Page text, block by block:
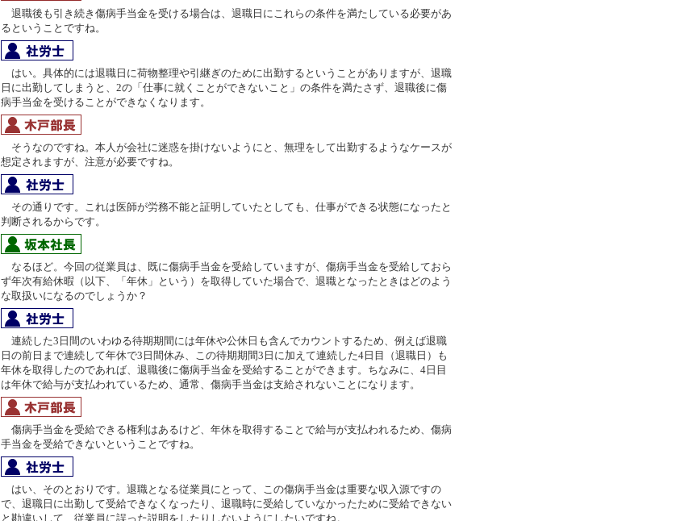
退職後も引き続き傷病手当金を受ける場合は、退職日にこれらの条件を満たしている必要があ
るということですね。
はい。具体的には退職日に荷物整理や引継ぎのために出勤するということがありますが、退職
日に出勤してしまうと、2の「仕事に就くことができないこと」の条件を満たさず、退職後に傷
病手当金を受けることができなくなります。
そうなのですね。本人が会社に迷惑を掛けないようにと、無理をして出勤するようなケースが
想定されますが、注意が必要ですね。
その通りです。これは医師が労務不能と証明していたとしても、仕事ができる状態になったと
判断されるからです。
なるほど。今回の従業員は、既に傷病手当金を受給していますが、傷病手当金を受給しておら
ず年次有給休暇（以下、「年休」という）を取得していた場合で、退職となったときはどのよう
な取扱いになるのでしょうか？
連続した3日間のいわゆる待期期間には年休や公休日も含んでカウントするため、例えば退職
日の前日まで連続して年休で3日間休み、この待期期間3日に加えて連続した4日目（退職日）も
年休を取得したのであれば、退職後に傷病手当金を受給することができます。ちなみに、4日目
は年休で給与が支払われているため、通常、傷病手当金は支給されないことになります。
傷病手当金を受給できる権利はあるけど、年休を取得することで給与が支払われるため、傷病
手当金を受給できないということですね。
はい、そのとおりです。退職となる従業員にとって、この傷病手当金は重要な収入源ですの
で、退職日に出勤して受給できなくなったり、退職時に受給していなかったために受給できない
と勘違いして、従業員に誤った説明をしたりしないようにしたいですね。